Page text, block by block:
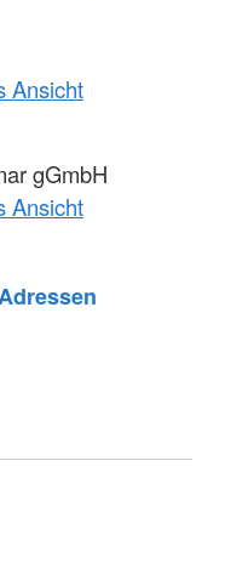
Ansicht
gGmbH
Ansicht